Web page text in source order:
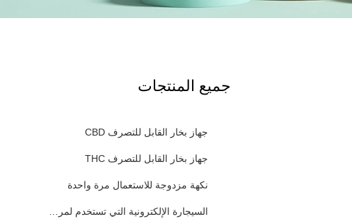
جميع المنتجات
جهاز بخار القابل للتصرف CBD
جهاز بخار القابل للتصرف THC
نكهة مزدوجة للاستعمال مرة واحدة
السيجارة الإلكترونية التي تستخدم لمرة واحدة